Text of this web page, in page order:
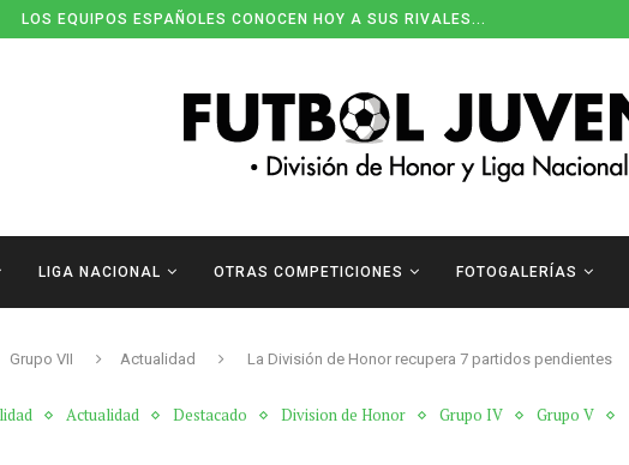
DEFINIDOS LOS CALENDARIOS DE DIVISIÓN DE HONOR
LIGA NACIONAL OTRAS COMPETICIONES FOTOGALERÍAS
Grupo VII Actualidad La División de Honor recupera 7 partidos pendientes
Actualidad Destacado Division de Honor Grupo IV
Grupo V